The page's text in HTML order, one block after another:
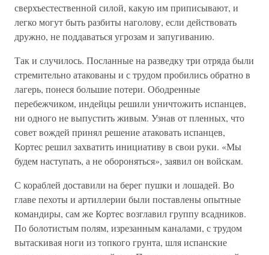
сверхъестественной силой, какую им приписывают, и
легко могут быть разбиты наголову, если действовать
дружно, не поддаваться угрозам и запугиванию.
Так и случилось. Посланные на разведку три отряда были
стремительно атакованы и с трудом пробились обратно в
лагерь, понеся большие потери. Ободренные
перебежчиком, индейцы решили уничтожить испанцев,
ни одного не выпустить живым. Узнав от пленных, что
совет вождей принял решение атаковать испанцев,
Кортес решил захватить инициативу в свои руки. «Мы
будем наступать, а не обороняться», заявил он войскам.
С кораблей доставили на берег пушки и лошадей. Во
главе пехоты и артиллерии были поставлены опытные
командиры, сам же Кортес возглавил группу всадников.
По болотистым полям, изрезанным каналами, с трудом
вытаскивая ноги из топкого грунта, шля испанские